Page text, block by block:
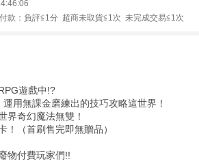
款：負評≦1分 超商未取貨≦1次 未完成交易≦1次
遊戲中!?
用無課金磨練出的技巧攻略這世界！
界奇幻魔法無雙！
（首刷售完即無贈品）
物付費玩家們!!